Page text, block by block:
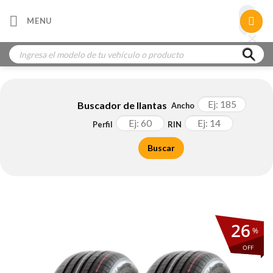
MENU
Búsqueda
de
productos
Buscador de llantas Ancho
Perfil
RIN
Buscar
%
OFF
26
×
×
×